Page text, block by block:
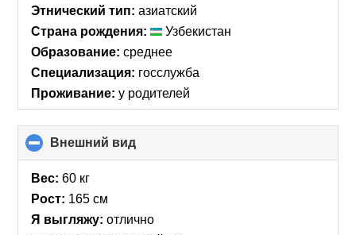
Этнический тип: азиатский
Страна рождения:
Узбекистан
Образование: среднее
Специализация: госслужба
Проживание: у родителей
Внешний вид
to
Вес: 60 кг
Рост: 165 см
Я выгляжу: отлично